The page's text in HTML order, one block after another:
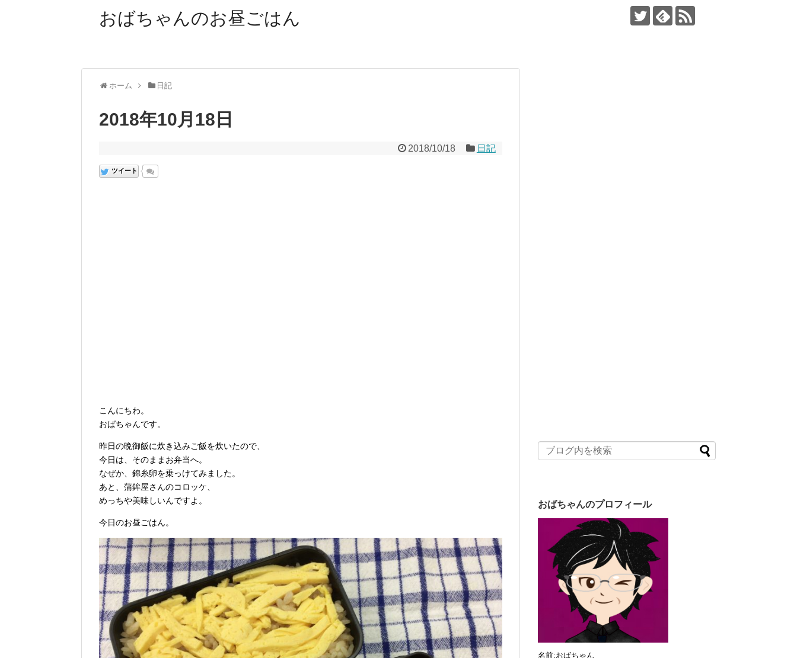
おばちゃんのお昼ごはん
ホーム 日記
2018年10月18日
2018/10/18 日記
ツイート
こんにちわ。
おばちゃんです。
昨日の晩御飯に炊き込みご飯を炊いたので、
今日は、そのままお弁当へ。
なぜか、錦糸卵を乗っけてみました。
あと、蒲鉾屋さんのコロッケ、
めっちや美味しいんですよ。
今日のお昼ごはん。
おばちゃんのプロフィール
名前:おばちゃん